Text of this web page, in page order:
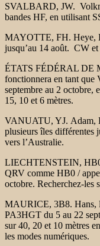
SVALBARD, JW.
bandes HF, en utilisant
MAYOTTE, FH. Heye,
jusqu’au 14 août. CW
ÉTATS FÉDÉRAL DE
fonctionnera en tant que
septembre au 2 octobre,
15, 10 et 6 mètres.
VANUATU, YJ. Adam,
plusieurs îles différentes
vers l’Australie.
LIECHTENSTEIN,
QRV comme HB0 /
octobre. Recherchez-les
MAURICE, 3B8. Hans,
PA3HGT du 5 au 22
sur 40, 20 et 10 mètres
les modes numériques.